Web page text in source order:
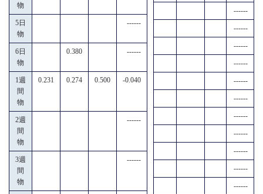
物
5日
物
------
6日
物
0.380 ------
1週
間
物
0.231 0.274 0.500 -0.040
2週
間
物
------
3週
間
物
------
------
------
------
------
------
------
------
------
------
------
------